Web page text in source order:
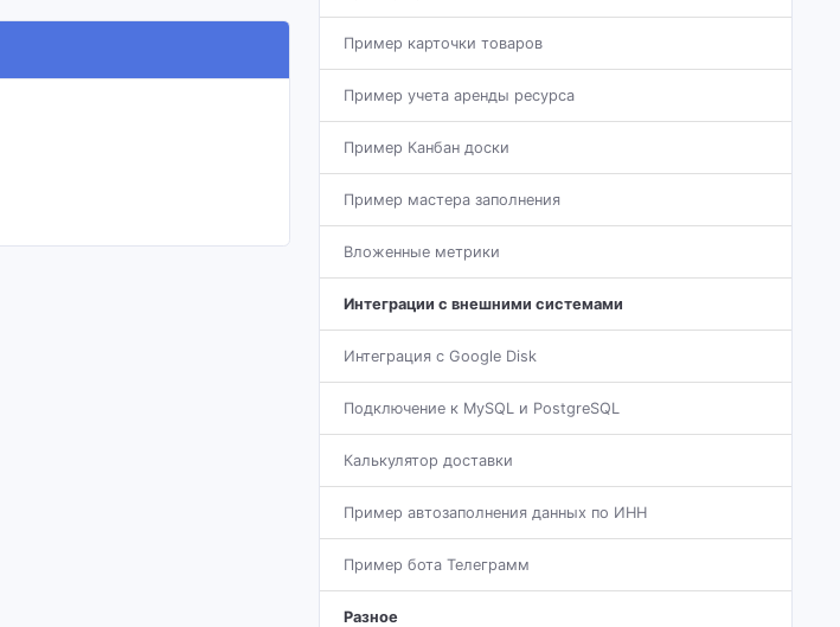
Пример карточки товаров
Пример учета аренды ресурса
Пример Канбан доски
Пример мастера заполнения
Вложенные метрики
Интеграции с внешними системами
Интеграция с Google Disk
Подключение к MySQL и PostgreSQL
Калькулятор доставки
Пример автозаполнения данных по ИНН
Пример бота Телеграмм
Разное